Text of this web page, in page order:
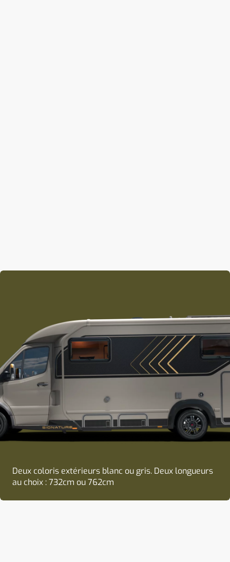
Deux coloris extérieurs blanc ou gris. Deux longueurs
au choix : 732cm ou 762cm
Ligne de toit réhaussée pour les variantes avec lit de
pavillon
Un design affirmé grâce à une signature lumineuse
arrière à LED moderne
Calandre avant avec logo Mercedes